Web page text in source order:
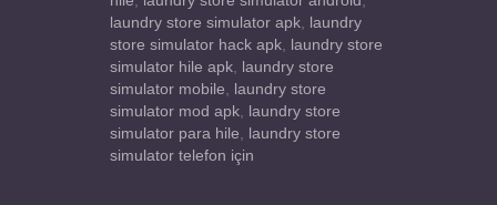
laundry store simulator apk laundry
store simulator hack apk laundry store
simulator hile apk laundry store
simulator mobile
laundry store
simulator mod apk laundry store
simulator para hile
laundry store
simulator telefon için